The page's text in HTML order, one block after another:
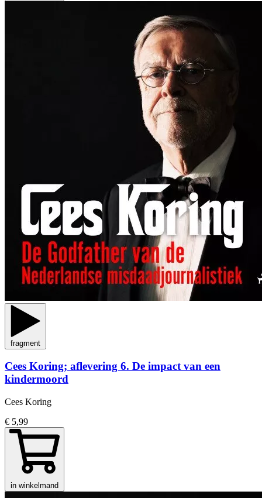
fragment
Cees Koring; aflevering 6. De impact van een
kindermoord
Cees Koring
€ 5,99
in winkelmand